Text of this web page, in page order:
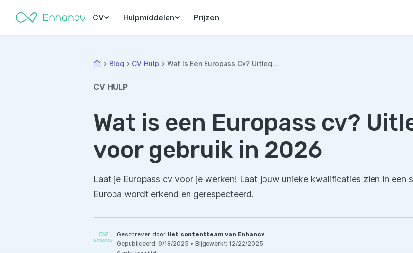
CV Hulpmiddelen Prijzen
Blog CV Hulp Wat Is Een Europass Cv? Uitleg...
CV HULP
Wat is een Europass cv?
voor gebruik in 2026
Laat je Europass cv voor je werken! Laat jouw unieke kwalificaties zien in een
Europa wordt erkend en gerespecteerd.
Geschreven door Het contentteam van Enhancv
Gepubliceerd: 9/18/2025 • Bijgewerkt: 12/22/2025